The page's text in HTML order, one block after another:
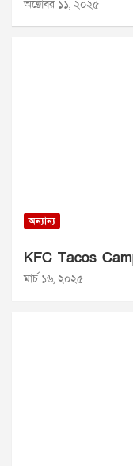
অক্টোবর ১১, ২০২৫
অন্যান্য
KFC Tacos
মার্চ ১৬, ২০২৫